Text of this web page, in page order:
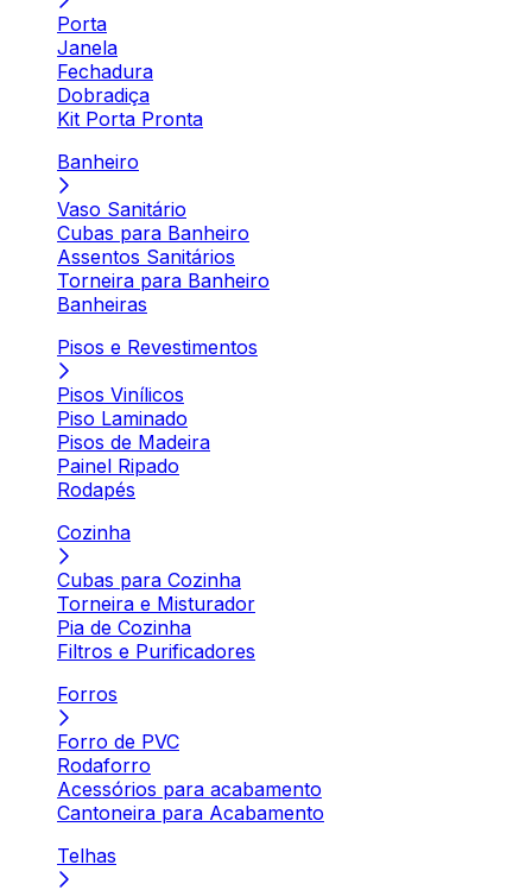
Porta
Janela
Fechadura
Dobradiça
Kit Porta Pronta
Banheiro
Vaso Sanitário
Cubas para Banheiro
Assentos Sanitários
Torneira para Banheiro
Banheiras
Pisos e Revestimentos
Pisos Vinílicos
Piso Laminado
Pisos de Madeira
Painel Ripado
Rodapés
Cozinha
Cubas para Cozinha
Torneira e Misturador
Pia de Cozinha
Filtros e Purificadores
Forros
Forro de PVC
Rodaforro
Acessórios para acabamento
Cantoneira para Acabamento
Telhas